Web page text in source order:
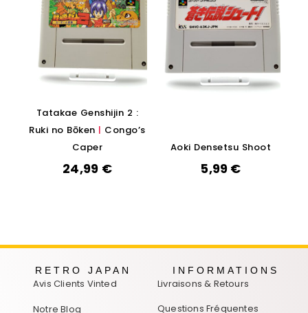
Tatakae Genshijin 2 :
Ruki no Bōken | Congo’s
Caper
24,99 €
Aoki Densetsu Shoot
5,99 €
RETRO JAPAN
Avis Clients Vinted
Notre Blog
INFORMATIONS
Livraisons & Retours
Questions Fréquentes